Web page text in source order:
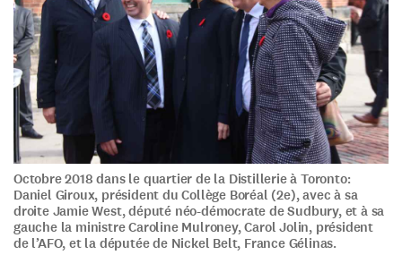
Octobre 2018 dans le quartier de la Distillerie à Toronto:
Daniel Giroux, président du Collège Boréal (2e), avec à sa
droite Jamie West, député néo-démocrate de Sudbury, et à sa
gauche la ministre Caroline Mulroney, Carol Jolin, président
de l’AFO, et la députée de Nickel Belt, France Gélinas.